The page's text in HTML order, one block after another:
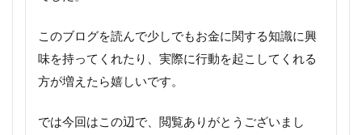
このブログを読んで少しでもお金に関する知識に興
味を持ってくれたり、実際に行動を起こしてくれる
方が増えたら嬉しいです。
では今回はこの辺で、閲覧ありがとうございまし